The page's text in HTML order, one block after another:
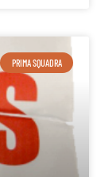
PRIMA SQUADRA